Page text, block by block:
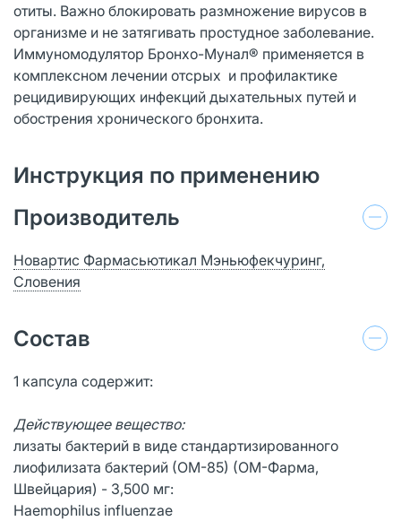
отиты. Важно блокировать размножение вирусов в
организме и не затягивать простудное заболевание.
Иммуномодулятор Бронхо-Мунал® применяется в
комплексном лечении отсрых и профилактике
рецидивирующих инфекций дыхательных путей и
обострения хронического бронхита.
Инструкция по применению
Производитель
Новартис Фармасьютикал Мэньюфекчуринг,
Словения
Состав
1 капсула содержит:
Действующее вещество:
лизаты бактерий в виде стандартизированного
лиофилизата бактерий (ОМ-85) (ОМ-Фарма,
Швейцария) - 3,500 мг:
Haemophilus influenzae